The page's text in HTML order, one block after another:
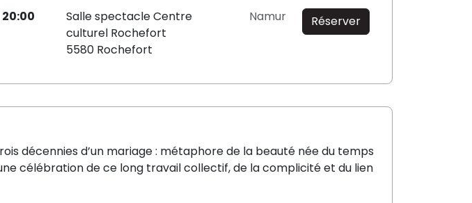
Salle spectacle Centre
culturel Rochefort
5580 Rochefort
Namur Réserver
décennies d’un mariage : métaphore de la beauté née du temps
célébration de ce long travail collectif, de la complicité et du lien